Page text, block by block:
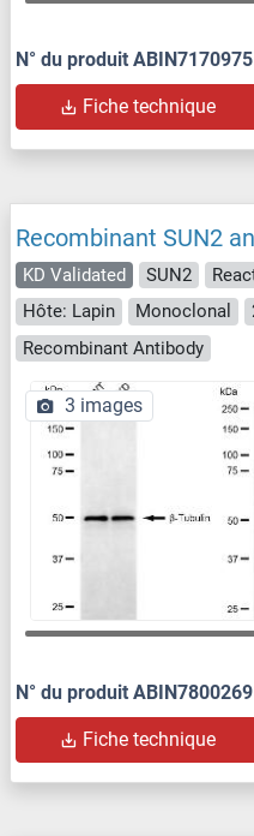
N° du produit ABIN7170975
Fiche technique
Recombinant SUN2
KD Validated SUN2
Hôte: Lapin
Monoclonal
Recombinant Antibody
3 images
N° du produit ABIN7800269
Fiche technique